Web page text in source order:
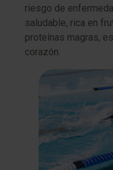
riesgo de
saludable, rica en
proteínas magras,
corazón.